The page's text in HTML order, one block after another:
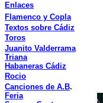
Enlaces
Flamenco y Copla
Textos sobre Cádiz
Toros
Juanito Valderrama
Triana
Habaneras Cádiz
Rocio
Canciones de A.B.
Feria